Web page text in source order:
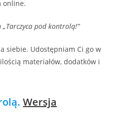
online.
pod kontrolą!”
siebie. Udostępniam Ci go w
materiałów, dodatków i
Wersja